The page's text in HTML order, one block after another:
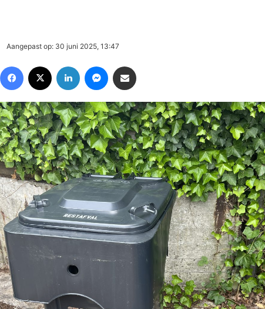
Aangepast op: 30 juni 2025, 13:47